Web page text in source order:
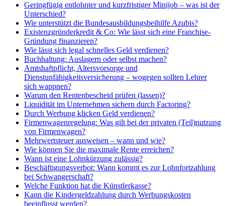
Geringfügig entlohnter und kurzfristiger Minijob – was ist der
Unterschied?
Wie unterstützt die Bundesausbildungsbeihilfe Azubis?
Existenzgründerkredit & Co: Wie lässt sich eine Franchise-
Gründung finanzieren?
Wie lässt sich legal schnelles Geld verdienen?
Buchhaltung: Auslagern oder selbst machen?
Amtshaftpflicht, Altersvorsorge und
Dienstunfähigkeitsversicherung – wogegen sollten Lehrer
sich wappnen?
Warum den Rentenbescheid prüfen (lassen)?
Liquidität im Unternehmen sichern durch Factoring?
Durch Werbung klicken Geld verdienen?
Firmenwagenregelung: Was gilt bei der privaten (Teil)nutzung
von Firmenwagen?
Mehrwertsteuer ausweisen – wann und wie?
Wie können Sie die maximale Rente erreichen?
Wann ist eine Lohnkürzung zulässig?
Beschäftigungsverbot: Wann kommt es zur Lohnfortzahlung
bei Schwangerschaft?
Welche Funktion hat die Künstlerkasse?
Kann die Kindergeldzahlung durch Werbungskosten
beeinflusst werden?